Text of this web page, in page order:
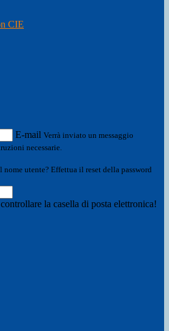
CIE
E-mail Verrà inviato un messaggio
necessarie.
nome utente? Effettua il reset della password
la casella di posta elettronica!